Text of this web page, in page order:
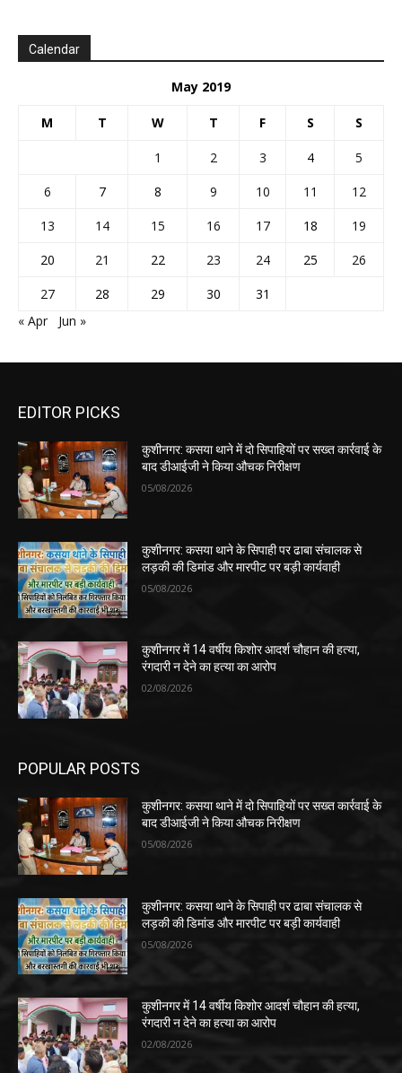
Calendar
May 2019
M T W T F S S
1 2 3 4
5
6
7 8 9 10 11
12
13
14 15 16 17 18
19
20
21 22 23 24 25
26
27
28 29 30
31
« Apr
Jun »
EDITOR PICKS
कुशीनगर: कसया थाने में दो सिपाहियों पर सख्त कार्रवाई के
बाद डीआईजी ने किया औचक निरीक्षण
05/08/2026
कुशीनगर: कसया थाने के सिपाही पर ढाबा संचालक से
लड़की की डिमांड और मारपीट पर बड़ी कार्यवाही
05/08/2026
कुशीनगर में 14 वर्षीय किशोर आदर्श चौहान की हत्या,
रंगदारी न देने का हत्या का आरोप
02/08/2026
POPULAR POSTS
कुशीनगर: कसया थाने में दो सिपाहियों पर सख्त कार्रवाई के
बाद डीआईजी ने किया औचक निरीक्षण
05/08/2026
कुशीनगर: कसया थाने के सिपाही पर ढाबा संचालक से
लड़की की डिमांड और मारपीट पर बड़ी कार्यवाही
05/08/2026
कुशीनगर में 14 वर्षीय किशोर आदर्श चौहान की हत्या,
रंगदारी न देने का हत्या का आरोप
02/08/2026